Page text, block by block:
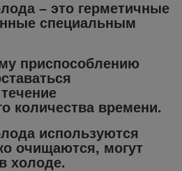
– это герметичные
специальным
приспособлению
количества времени.
используются
очищаются, могут
холоде.